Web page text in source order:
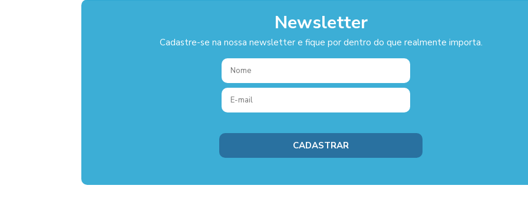
Newsletter
Cadastre-se na nossa newsletter e fique por dentro do que realmente importa.